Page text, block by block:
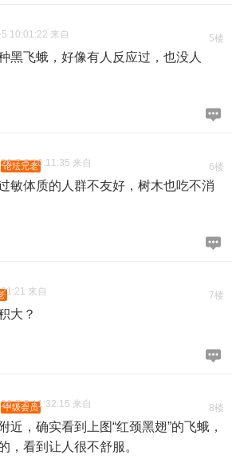
5楼
10:01:22 来自
黑飞蛾，好像有人反应过，也没人
6楼
论坛元老
7-5 10:11:35 来自
敏体质的人群不友好，树木也吃不消
7楼
来自
大？
8楼
中级会员
7-5 11:32:15 来自
近，确实看到上图“红颈黑翅”的飞蛾，
，看到让人很不舒服。